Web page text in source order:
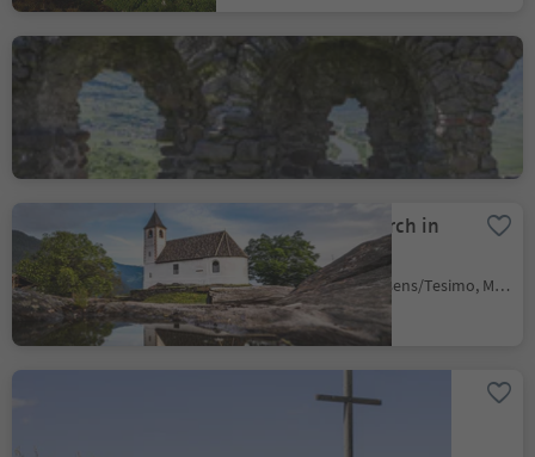
Hill Castelfeder
Pinzano/Pinzon, Auer/Ora, Alto Adige Wine Road
St. Hippolyt's Church in
Naraun/Narano
Aquaviva/Ackpfeif, Tisens/Tesimo, Meran/Merano and environs
Wasserbühel Circuit trail
Albion/Albions, Lajen/Laion